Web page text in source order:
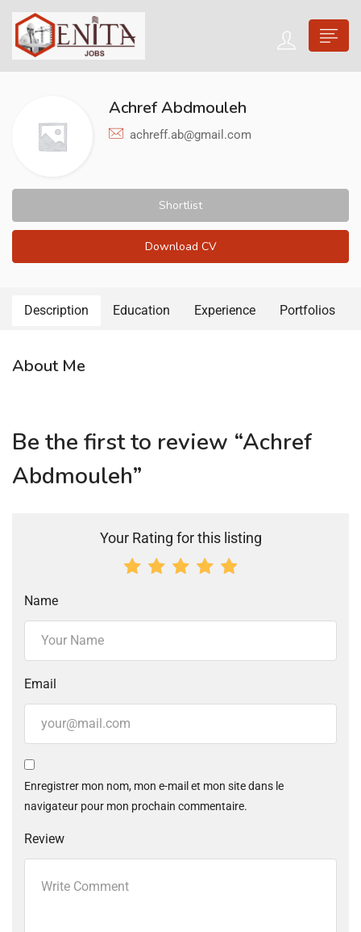
Achref Abdmouleh
achreff.ab@gmail.com
Shortlist
Download CV
Description Education Experience Portfolios
About Me
Be the first to review “Achref
Abdmouleh”
Your Rating for this listing
Name
Email
Enregistrer mon nom, mon e-mail et mon site dans le
navigateur pour mon prochain commentaire.
Review